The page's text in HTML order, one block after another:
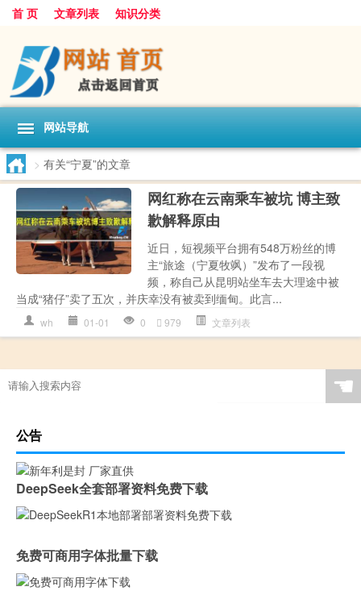
首 页 文章列表 知识分类
网站导航
> 有关“宁夏”的文章
网红称在云南乘车被坑 博主致
歉解释原由
近日，短视频平台拥有548万粉丝的博
主“旅途（宁夏牧飒）”发布了一段视
频，称自己从昆明站坐车去大理途中被
当成“猪仔”卖了五次，并庆幸没有被卖到缅甸。此言...
wh 01-01 0 979 文章列表
☚
公告
DeepSeek全套部署资料免费下载
免费可商用字体批量下载